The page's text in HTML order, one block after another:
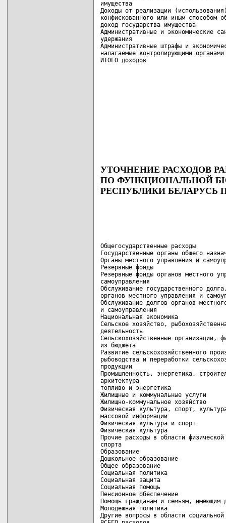
имущества
Доходы от реализации
конфискованного или иным способом
доход государства
Административные и экономические
удержания
Административные штрафы и
налагаемые контролирующими
ИТОГО доходов
УТОЧНЕНИЕ РАСХОДОВ
ПО ФУНКЦИОНАЛЬНОЙ
РЕСПУБЛИКИ БЕЛАРУСЬ
Общегосударственные
Государственные органы общего
Органы местного управления и
Резервные фонды
Резервные фонды органов местного
самоуправления
Обслуживание государственного
органов местного управления и
Обслуживание долгов органов
и самоуправления
Национальная экономика
Сельское хозяйство,
деятельность
Сельскохозяйственные организации,
из бюджета
Развитие сельскохозяйственного
рыбоводства и переработки
продукции
Промышленность, энергетика,
архитектура
топливо и энергетика
Жилищные и коммунальные
Жилищно-коммунальное
Физическая культура, спорт,
массовой информации
Физическая культура и
Физическая культура
Прочие расходы в области
спорта
Образование
Дошкольное образование
Общее образование
Социальная политика
Социальная защита
Социальная помощь
Пенсионное обеспечение
Помощь гражданам и семьям,
Молодежная политика
Другие вопросы в области